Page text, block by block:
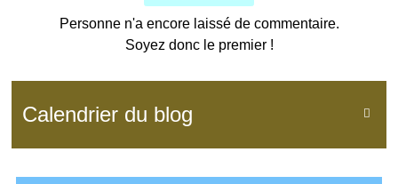

Calendrier du blog
Personne n'a encore laissé de commentaire.
Soyez donc le premier !